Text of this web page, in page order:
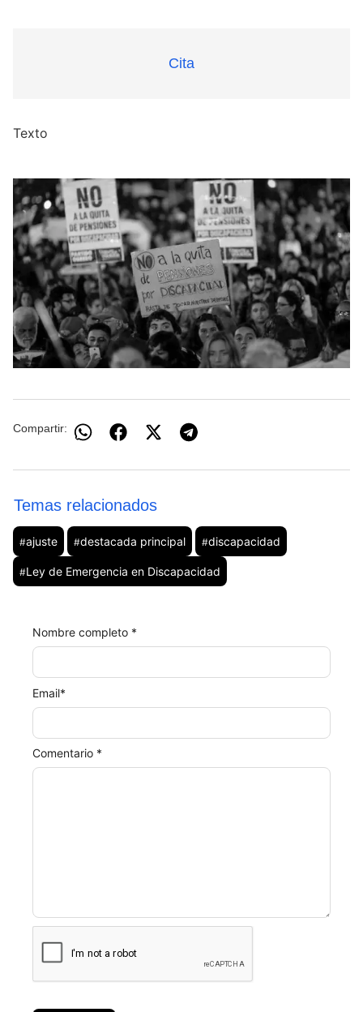
Cita
Texto
Compartir:
Temas relacionados
#ajuste #destacada principal #discapacidad
#Ley de Emergencia en Discapacidad
Comentario *
Nombre completo *
Email*